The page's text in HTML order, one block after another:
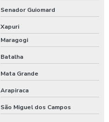
Senador Guiomard
Xapuri
Maragogi
Batalha
Mata Grande
Arapiraca
São Miguel dos Campos